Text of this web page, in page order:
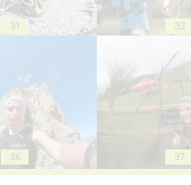
31 32
36 37